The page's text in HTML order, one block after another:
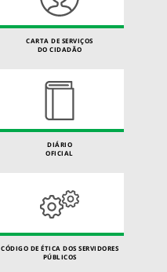
CARTA DE SERVIÇOS
DO CIDADÃO
DIÁRIO
OFICIAL
CÓDIGO DE ÉTICA DOS SERVIDORES
PÚBLICOS